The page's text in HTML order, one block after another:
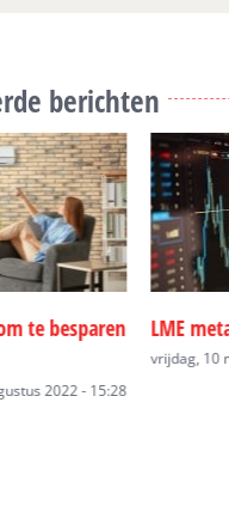
berichten
- 15:01
Geld
maandag,